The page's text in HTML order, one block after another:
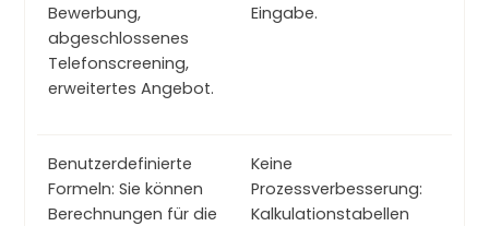
Bewerbung,
abgeschlossenes
Telefonscreening,
erweitertes Angebot.
Eingabe.
Benutzerdefinierte
Formeln: Sie können
Berechnungen für die
Keine
Prozessverbesserung:
Kalkulationstabellen